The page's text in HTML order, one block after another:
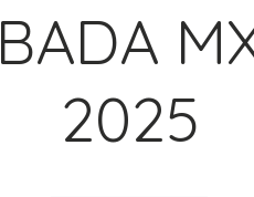
BADA
2025